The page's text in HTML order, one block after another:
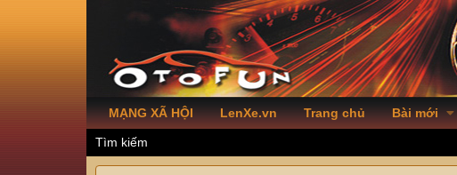
MẠNG XÃ HỘI LenXe.vn Trang chủ Bài mới
Tìm kiếm